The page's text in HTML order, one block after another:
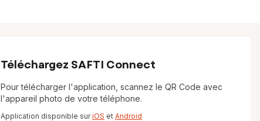
Téléchargez SAFTI Connect
Pour télécharger l'application, scannez le QR Code avec
l'appareil photo de votre téléphone.
Application disponible suriOS et Android